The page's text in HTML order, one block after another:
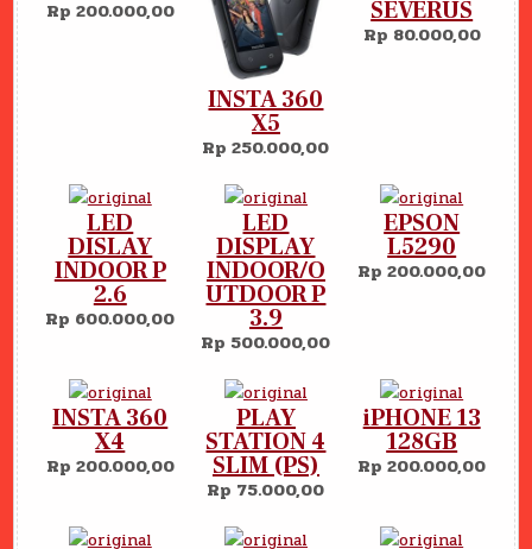
Rp 200.000,00
INSTA 360
X5
Rp 250.000,00
SEVERUS
Rp 80.000,00
LED
DISLAY
INDOOR P
2.6
Rp 600.000,00
LED
DISPLAY
INDOOR/O
UTDOOR P
3.9
Rp 500.000,00
EPSON
L5290
Rp 200.000,00
INSTA 360
X4
Rp 200.000,00
PLAY
STATION 4
SLIM (PS)
Rp 75.000,00
iPHONE 13
128GB
Rp 200.000,00